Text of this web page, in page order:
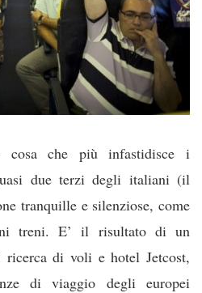
che più infastidisce i
due terzi degli italiani (il
tranquille e silenziose, come
treni. E’ il risultato di un
ricerca di voli e hotel Jetcost,
di viaggio degli europei